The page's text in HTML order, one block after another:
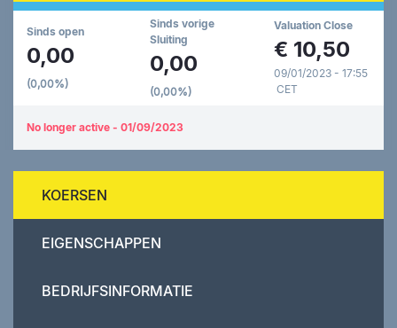
Sinds open
0,00
(0,00%)
Sinds vorige
Sluiting
0,00
(0,00%)
Valuation Close
€ 10,50
09/01/2023 - 17:55
CET
No longer active - 01/09/2023
KOERSEN
EIGENSCHAPPEN
BEDRIJFSINFORMATIE